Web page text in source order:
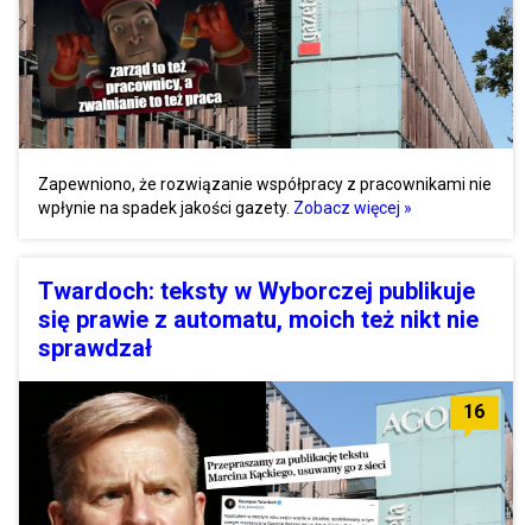
Zapewniono, że rozwiązanie współpracy z pracownikami nie
wpłynie na spadek jakości gazety. Zobacz więcej »
Twardoch: teksty w Wyborczej publikuje
się prawie z automatu, moich też nikt nie
sprawdzał
16